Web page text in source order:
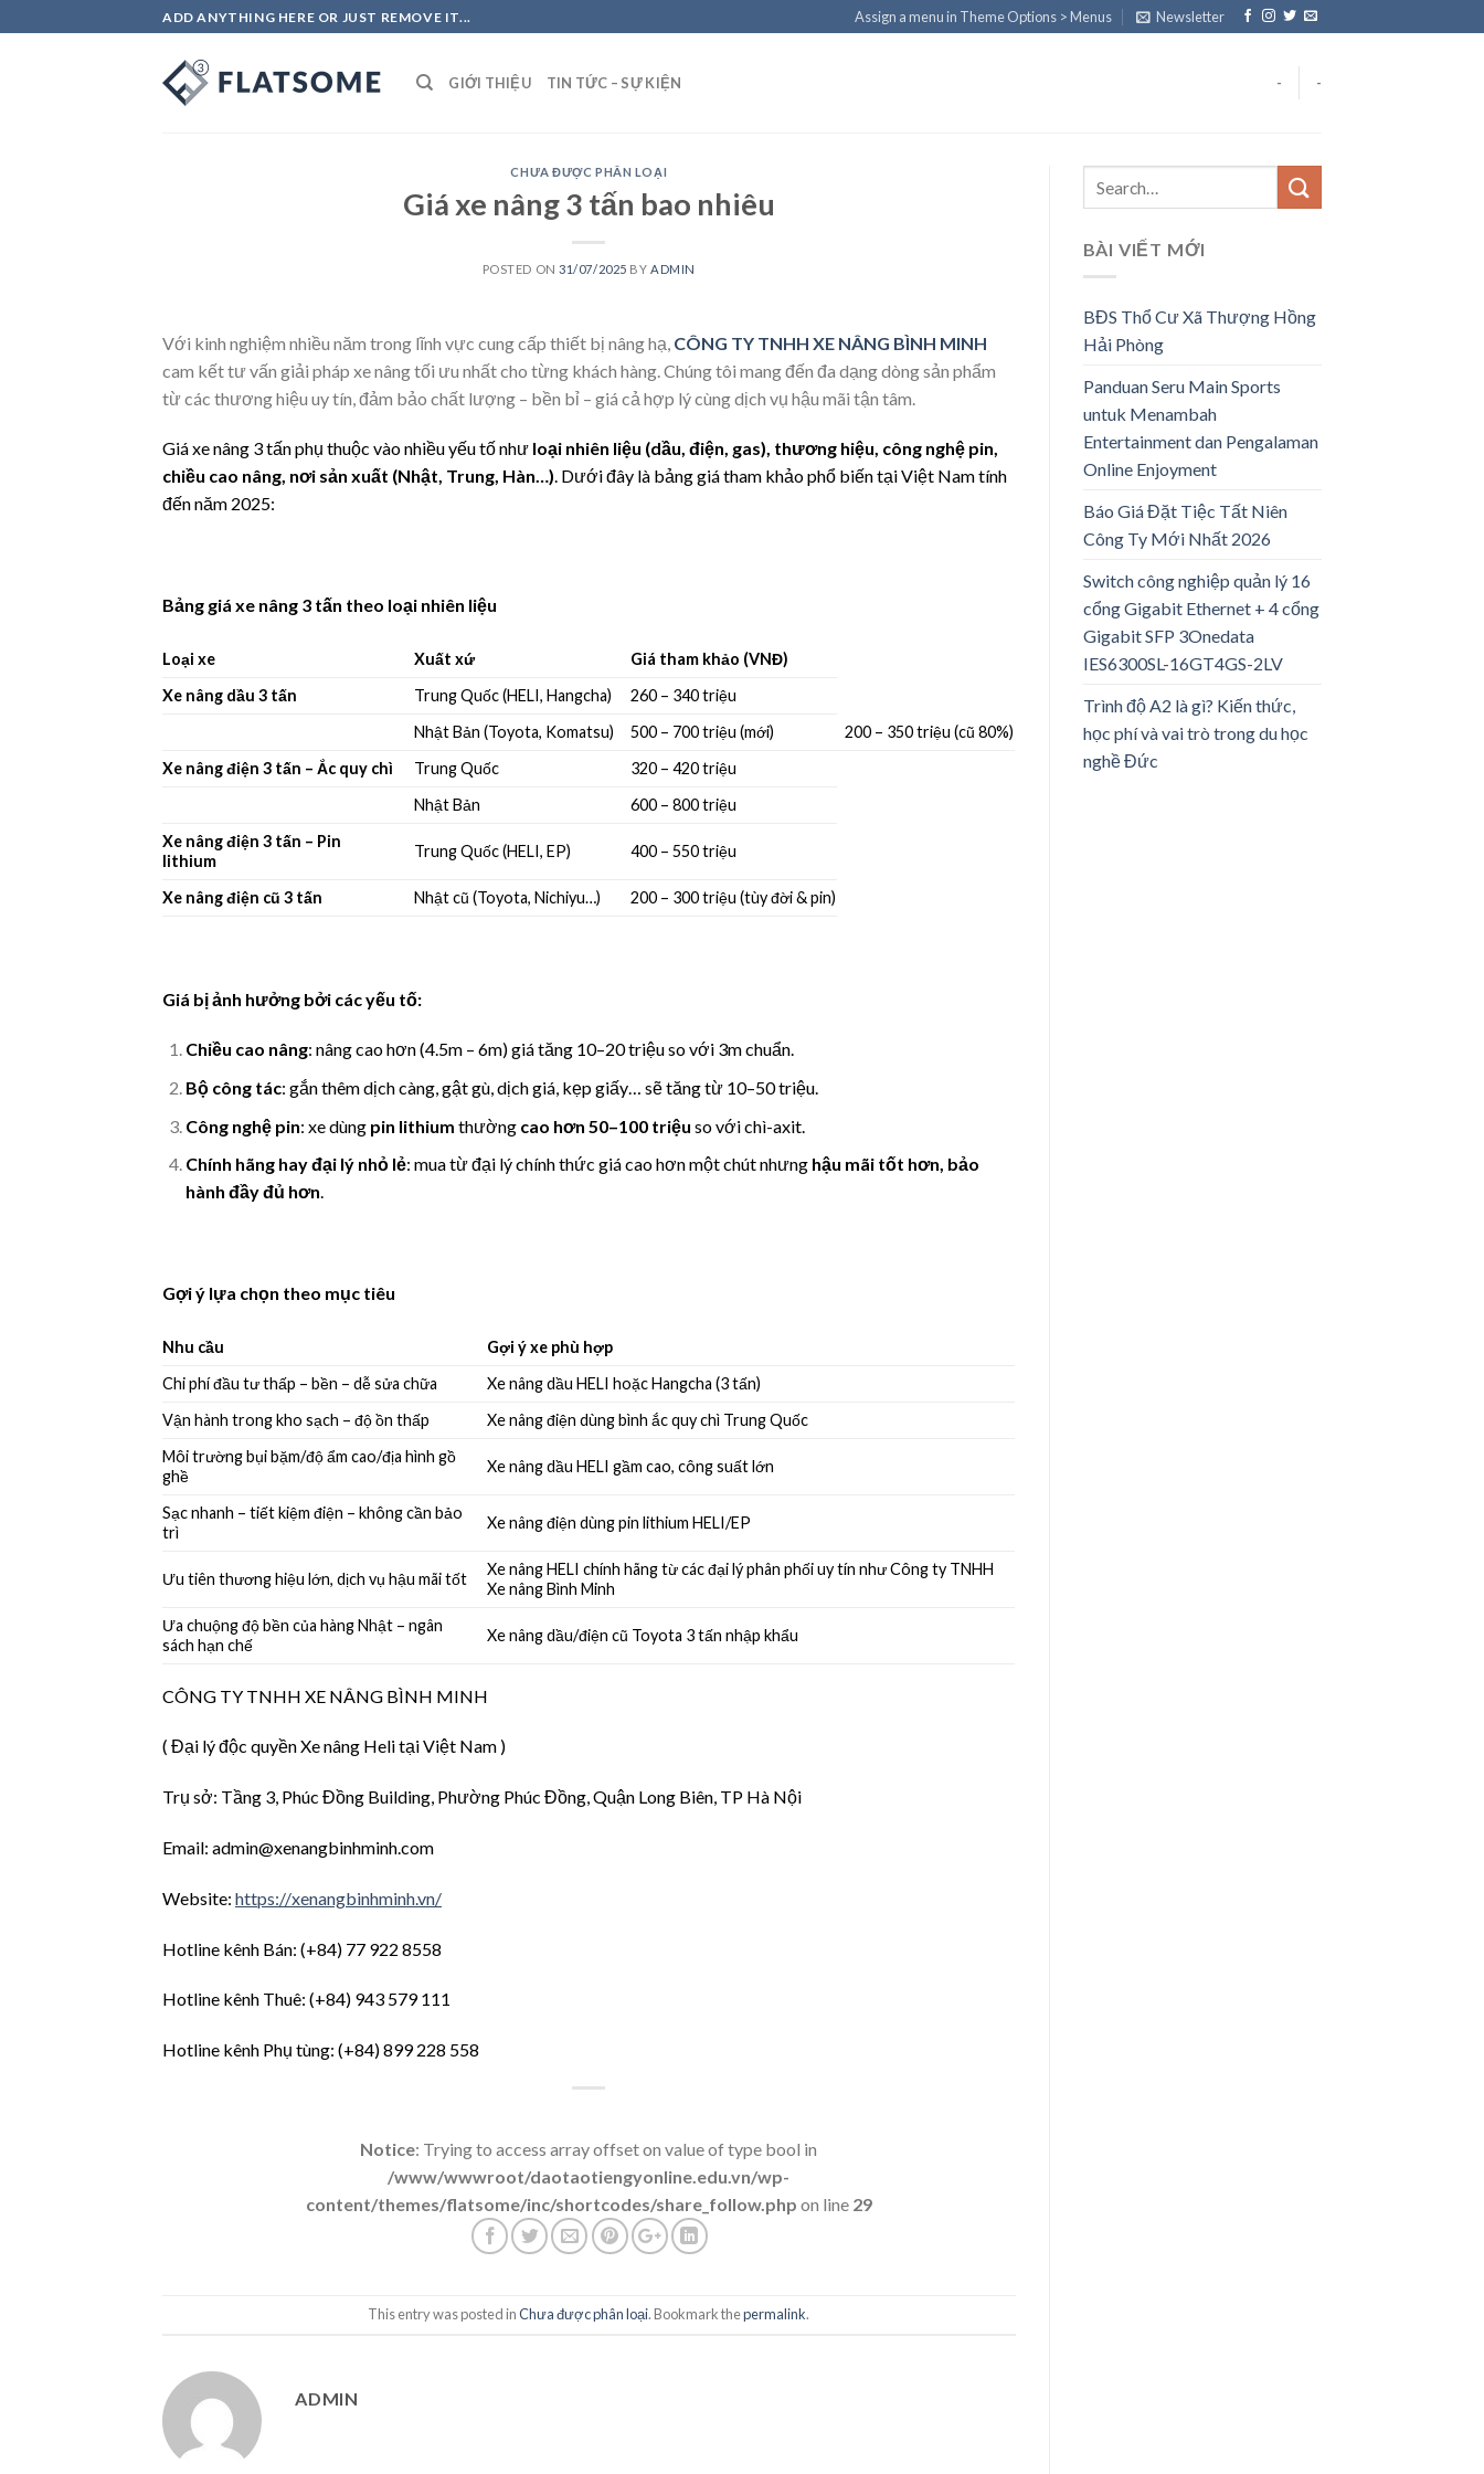
to
ADD ANYTHING HERE OR JUST REMOVE IT... Assign a menu in Theme Options > Menus Newsletter
GIỚI THIỆU TIN TỨC – SỰ KIỆN - -
CHƯA ĐƯỢC PHÂN LOẠI
Giá xe nâng 3 tấn bao nhiêu
POSTED ON31/07/2025 BY ADMIN
Với kinh nghiệm nhiều năm trong lĩnh vực cung cấp thiết bị nâng hạ, CÔNG TY TNHH XE NÂNG BÌNH MINH
cam kết tư vấn giải pháp xe nâng tối ưu nhất cho từng khách hàng. Chúng tôi mang đến đa dạng dòng sản phẩm
từ các thương hiệu uy tín, đảm bảo chất lượng – bền bỉ – giá cả hợp lý cùng dịch vụ hậu mãi tận tâm.
Giá xe nâng 3 tấn phụ thuộc vào nhiều yếu tố như loại nhiên liệu (dầu, điện, gas), thương hiệu, công nghệ pin,
chiều cao nâng, nơi sản xuất (Nhật, Trung, Hàn…). Dưới đây là bảng giá tham khảo phổ biến tại Việt Nam tính
đến năm 2025:
Bảng giá xe nâng 3 tấn theo loại nhiên liệu
Loại xe Xuất xứ
Giá tham khảo (VNĐ)
Xe nâng dầu 3 tấn
Trung Quốc (HELI, Hangcha)
260 – 340 triệu
Nhật Bản (Toyota, Komatsu)
500 – 700 triệu (mới)
200 – 350 triệu (cũ 80%)
Xe nâng điện 3 tấn – Ắc quy chì
Trung Quốc
320 – 420 triệu
Nhật Bản
600 – 800 triệu
Xe nâng điện 3 tấn – Pin
lithium
Trung Quốc (HELI, EP) 400 – 550 triệu
Xe nâng điện cũ 3 tấn Nhật cũ (Toyota, Nichiyu…) 200 – 300 triệu (tùy đời & pin)
Giá bị ảnh hưởng bởi các yếu tố:
Chiều cao nâng: nâng cao hơn (4.5m – 6m) giá tăng 10–20 triệu so với 3m chuẩn.
Bộ công tác: gắn thêm dịch càng, gật gù, dịch giá, kẹp giấy… sẽ tăng từ 10–50 triệu.
Công nghệ pin: xe dùng pin lithium thường cao hơn 50–100 triệu so với chì-axit.
Chính hãng hay đại lý nhỏ lẻ: mua từ đại lý chính thức giá cao hơn một chút nhưng hậu mãi tốt hơn, bảo
hành đầy đủ hơn.
Gợi ý lựa chọn theo mục tiêu
Nhu cầu
Gợi ý xe phù hợp
Chi phí đầu tư thấp – bền – dễ sửa chữa
Xe nâng dầu HELI hoặc Hangcha (3 tấn)
Vận hành trong kho sạch – độ ồn thấp
Xe nâng điện dùng bình ắc quy chì Trung Quốc
Môi trường bụi bặm/độ ẩm cao/địa hình gồ
ghề
Xe nâng dầu HELI gầm cao, công suất lớn
Sạc nhanh – tiết kiệm điện – không cần bảo
trì
Xe nâng điện dùng pin lithium HELI/EP
Ưu tiên thương hiệu lớn, dịch vụ hậu mãi tốt
Xe nâng HELI chính hãng từ các đại lý phân phối uy tín như Công ty TNHH
Xe nâng Bình Minh
Ưa chuộng độ bền của hàng Nhật – ngân
sách hạn chế
Xe nâng dầu/điện cũ Toyota 3 tấn nhập khẩu
CÔNG TY TNHH XE NÂNG BÌNH MINH
( Đại lý độc quyền Xe nâng Heli tại Việt Nam )
Trụ sở: Tầng 3, Phúc Đồng Building, Phường Phúc Đồng, Quận Long Biên, TP Hà Nội
Email: admin@xenangbinhminh.com
Website: https://xenangbinhminh.vn/
Hotline kênh Bán: (+84) 77 922 8558
Hotline kênh Thuê: (+84) 943 579 111
Hotline kênh Phụ tùng: (+84) 899 228 558
Notice: Trying to access array offset on value of type bool in
/www/wwwroot/daotaotiengyonline.edu.vn/wp-
content/themes/flatsome/inc/shortcodes/share_follow.php on line 29
This entry was posted inChưa được phân loại. Bookmark thepermalink.
ADMIN
BÀI VIẾT MỚI
BĐS Thổ Cư Xã Thượng Hồng
Hải Phòng
Panduan Seru Main Sports
untuk Menambah
Entertainment dan Pengalaman
Online Enjoyment
Báo Giá Đặt Tiệc Tất Niên
Công Ty Mới Nhất 2026
Switch công nghiệp quản lý 16
cổng Gigabit Ethernet + 4 cổng
Gigabit SFP 3Onedata
IES6300SL-16GT4GS-2LV
Trình độ A2 là gì? Kiến thức,
học phí và vai trò trong du học
nghề Đức